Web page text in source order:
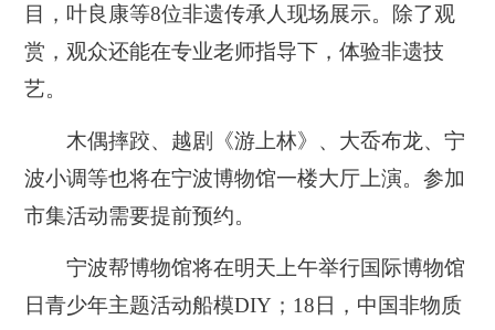
目，叶良康等8位非遗传承人现场展示。除了观
赏，观众还能在专业老师指导下，体验非遗技
艺。
木偶摔跤、越剧《游上林》、大岙布龙、宁
波小调等也将在宁波博物馆一楼大厅上演。参加
市集活动需要提前预约。
宁波帮博物馆将在明天上午举行国际博物馆
日青少年主题活动船模DIY；18日，中国非物质